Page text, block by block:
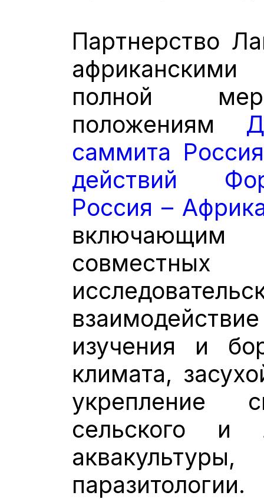
Партнерство
полной
положениям
саммита
действий
Россия –
изучения и
климата,
укрепление
сельского и
паразитологии.